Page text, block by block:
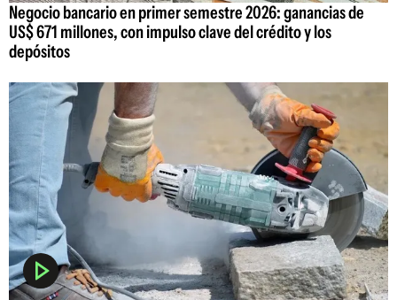
Negocio bancario en primer semestre 2026: ganancias de
US$ 671 millones, con impulso clave del crédito y los
depósitos